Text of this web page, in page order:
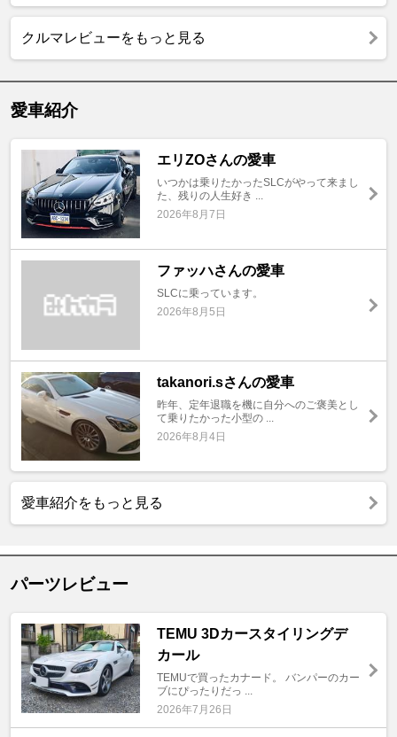
クルマレビューをもっと見る
愛車紹介
エリZOさんの愛車
いつかは乗りたかったSLCがやって来まし
た、残りの人生好き ...
2026年8月7日
ファッハさんの愛車
SLCに乗っています。
2026年8月5日
takanori.sさんの愛車
昨年、定年退職を機に自分へのご褒美とし
て乗りたかった小型の ...
2026年8月4日
愛車紹介をもっと見る
パーツレビュー
TEMU 3Dカースタイリングデ
カール
TEMUで買ったカナード。 バンパーのカー
ブにぴったりだっ ...
2026年7月26日